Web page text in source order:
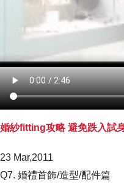
婚紗fitting攻略 避免跌入試
23 Mar,2011
Q7. 婚禮首飾/造型/配件篇